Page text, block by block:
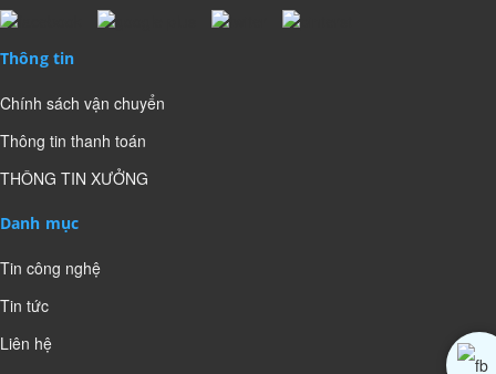
Thông tin
Chính sách vận chuyển
Thông tin thanh toán
THÔNG TIN XƯỞNG
Danh mục
Tin công nghệ
Tin tức
Liên hệ